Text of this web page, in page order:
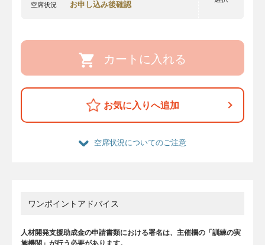
空席状況 お申し込み後確認
カートに入れる
お気に入りへ追加
空席状況についてのご注意
ワンポイントアドバイス
人材開発支援助成金の申請書類における署名は、主催欄の「訓練の実
施機関」が行う必要があります。